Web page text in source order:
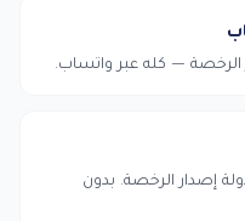
الرخصة — كله عبر واتساب.
إصدار الرخصة. بدون